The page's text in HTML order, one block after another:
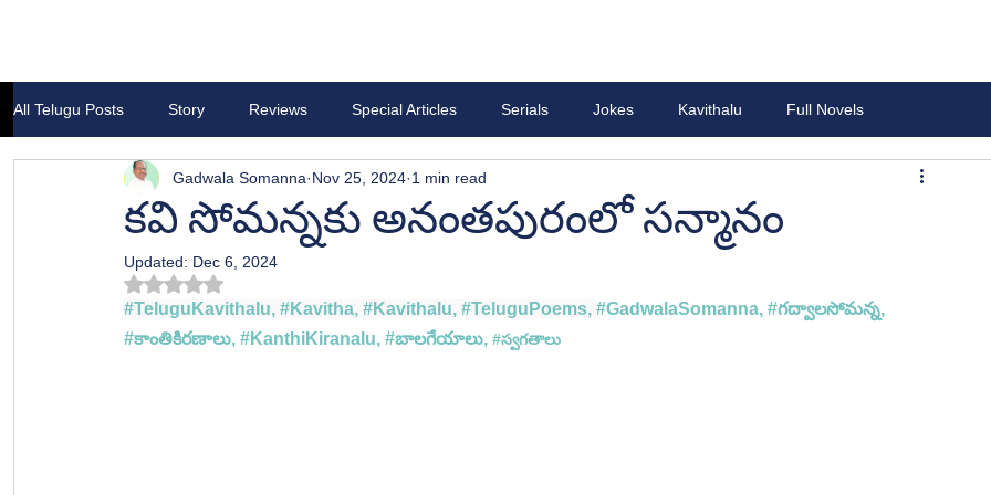
All Telugu Posts Story Reviews Special Articles Serials Jokes Kavithalu Full Novels
కవి సోమన్నకు అనంతపురంలో సన్మానం
Gadwala Somanna Nov 25, 2024 1 min read
Updated: Dec 6, 2024
Rated NaN out of 5 stars.
#TeluguKavithalu, #Kavitha, #Kavithalu, #TeluguPoems, #GadwalaSomanna, #గద్వాలసోమన్న,
#కాంతికిరణాలు, #KanthiKiranalu, #బాలగేయాలు, #స్వగతాలు